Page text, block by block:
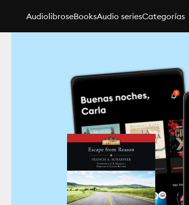
AudiolibroseBooksAudio seriesCategorías